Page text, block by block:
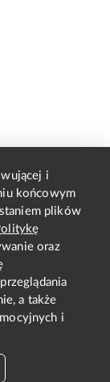
i
końcowym
plików
oraz
a także
i